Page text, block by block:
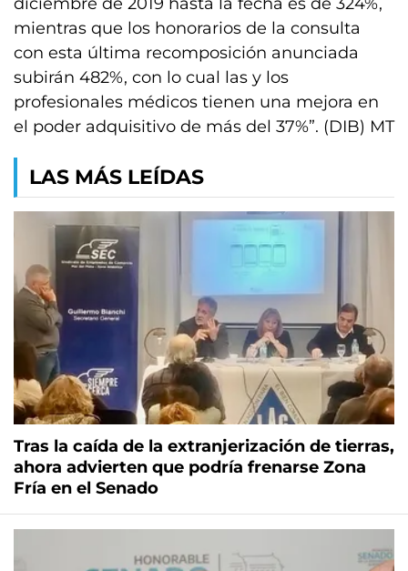
mientras que los honorarios de la consulta
con esta última recomposición anunciada
subirán 482%, con lo cual las y los
profesionales médicos tienen una mejora en
el poder adquisitivo de más del 37%”. (DIB) MT
LAS MÁS LEÍDAS
Tras la caída de la extranjerización de tierras,
ahora advierten que podría frenarse Zona
Fría en el Senado